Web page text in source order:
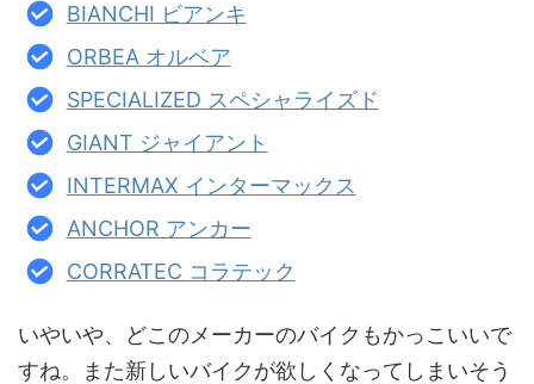
BIANCHI ビアンキ
ORBEA オルベア
SPECIALIZED スペシャライズド
GIANT ジャイアント
INTERMAX インターマックス
ANCHOR アンカー
CORRATEC コラテック
いやいや、どこのメーカーのバイクもかっこいいで
すね。また新しいバイクが欲しくなってしまいそう